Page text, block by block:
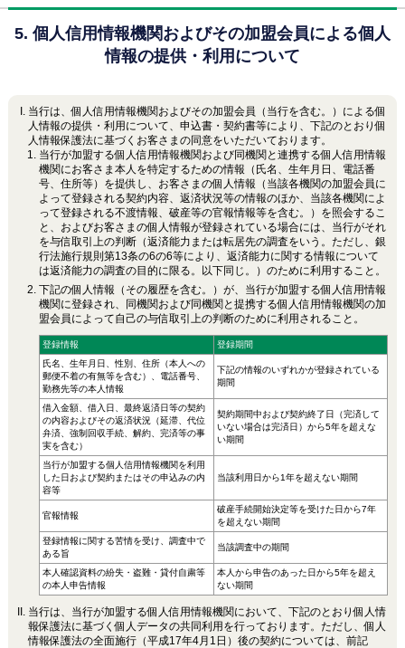
5. 個人信用情報機関およびその加盟会員による個人
情報の提供・利用について
当行は、個人信用情報機関およびその加盟会員（当行を含む。）による個
人情報の提供・利用について、申込書・契約書等により、下記のとおり個
人情報保護法に基づくお客さまの同意をいただいております。
当行が加盟する個人信用情報機関および同機関と連携する個人信用情報
機関にお客さま本人を特定するための情報（氏名、生年月日、電話番
号、住所等）を提供し、お客さまの個人情報（当該各機関の加盟会員に
よって登録される契約内容、返済状況等の情報のほか、当該各機関によ
って登録される不渡情報、破産等の官報情報等を含む。）を照会するこ
と、およびお客さまの個人情報が登録されている場合には、当行がそれ
を与信取引上の判断（返済能力または転居先の調査をいう。ただし、銀
行法施行規則第13条の6の6等により、返済能力に関する情報について
は返済能力の調査の目的に限る。以下同じ。）のために利用すること。
下記の個人情報（その履歴を含む。）が、当行が加盟する個人信用情報
機関に登録され、同機関および同機関と提携する個人信用情報機関の加
盟会員によって自己の与信取引上の判断のために利用されること。
登録情報
登録期間
氏名、生年月日、性別、住所（本人への
郵便不着の有無等を含む）、電話番号、
勤務先等の本人情報
下記の情報のいずれかが登録されている
期間
借入金額、借入日、最終返済日等の契約
の内容およびその返済状況（延滞、代位
弁済、強制回収手続、解約、完済等の事
実を含む）
契約期間中および契約終了日（完済して
いない場合は完済日）から5年を超えな
い期間
当行が加盟する個人信用情報機関を利用
した日および契約またはその申込みの内
容等
当該利用日から1年を超えない期間
官報情報
破産手続開始決定等を受けた日から7年
を超えない期間
登録情報に関する苦情を受け、調査中で
ある旨
当該調査中の期間
本人確認資料の紛失・盗難・貸付自粛等
の本人申告情報
本人から申告のあった日から5年を超え
ない期間
当行は、当行が加盟する個人信用情報機関において、下記のとおり個人情
報保護法に基づく個人データの共同利用を行っております。ただし、個人
情報保護法の全面施行（平成17年4月1日）後の契約については、前記